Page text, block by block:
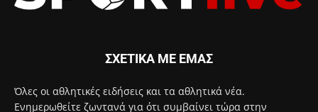
ΣΧΕΤΙΚΑ ΜΕ ΕΜΑΣ
Όλες οι αθλητικές ειδήσεις και τα αθλητικά νέα.
Ενημερωθείτε ζωντανά για ότι συμβαίνει τώρα στην